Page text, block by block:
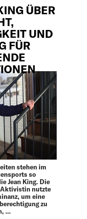
ÜBER
UND
FÜR
stehen im
so
Jean King. Die
nutzte
um eine
zu
…